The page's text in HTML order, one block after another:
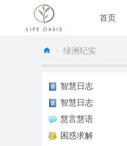
首页
生
命
绿
洲
论
› 绿洲纪实
智慧日志
智慧日志
慧言慧语
困惑求解